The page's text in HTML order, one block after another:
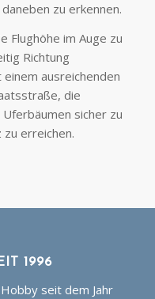
zu erkennen.
Flughöhe im Auge zu
Richtung
ausreichenden
die
Uferbäumen sicher zu
erreichen.
1996
seit dem Jahr